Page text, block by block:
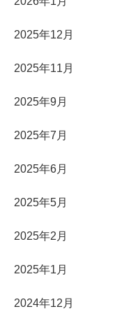
2025年12月
2025年11月
2025年9月
2025年7月
2025年6月
2025年5月
2025年2月
2025年1月
2024年12月